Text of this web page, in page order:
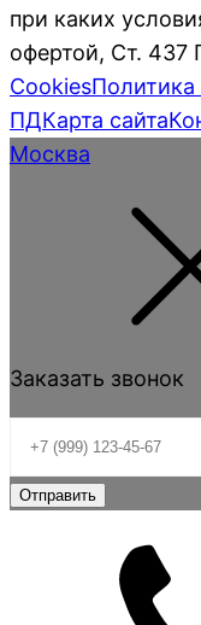
при каких
офертой, Ст.
CookiesПолитика
ПДКарта сайта
Москва
Заказать звонок